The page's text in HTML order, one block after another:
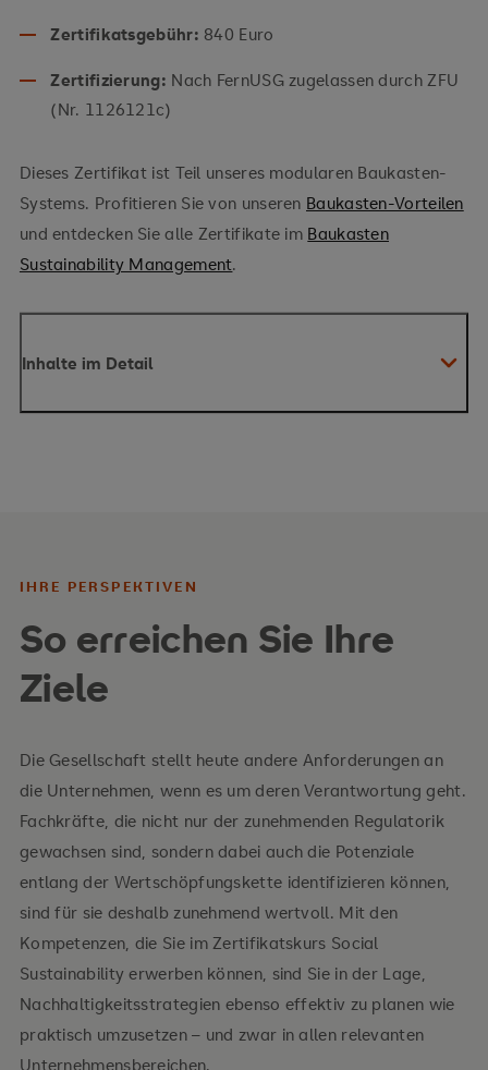
Zertifikatsgebühr: 840 Euro
Zertifizierung: Nach FernUSG zugelassen durch ZFU
(Nr. 1126121c)
Dieses Zertifikat ist Teil unseres modularen Baukasten-
Systems. Profitieren Sie von unseren Baukasten-Vorteilen
und entdecken Sie alle Zertifikate im Baukasten
Sustainability Management.
Inhalte im Detail
Ihre Inhalte
Grundlagen sozialer Nachhaltigkeit:
Unternehmensverantwortung
Begrifflichkeit und Elemente der sozialen
Nachhaltigkeit
Rahmenwerke und Regulatorik zur sozialen
Nachhaltigkeit
sozialen Nachhaltigkeit
Merkmale nachhaltiger Unternehmen
Betriebliches Gesundheitsmanagement,
IHRE PERSPEKTIVEN
So erreichen Sie Ihre
Ziele
Die Gesellschaft stellt heute andere Anforderungen an
die Unternehmen, wenn es um deren Verantwortung geht.
Fachkräfte, die nicht nur der zunehmenden Regulatorik
gewachsen sind, sondern dabei auch die Potenziale
entlang der Wertschöpfungskette identifizieren können,
sind für sie deshalb zunehmend wertvoll. Mit den
Kompetenzen, die Sie im Zertifikatskurs Social
Sustainability erwerben können, sind Sie in der Lage,
Nachhaltigkeitsstrategien ebenso effektiv zu planen wie
praktisch umzusetzen – und zwar in allen relevanten
Unternehmensbereichen.